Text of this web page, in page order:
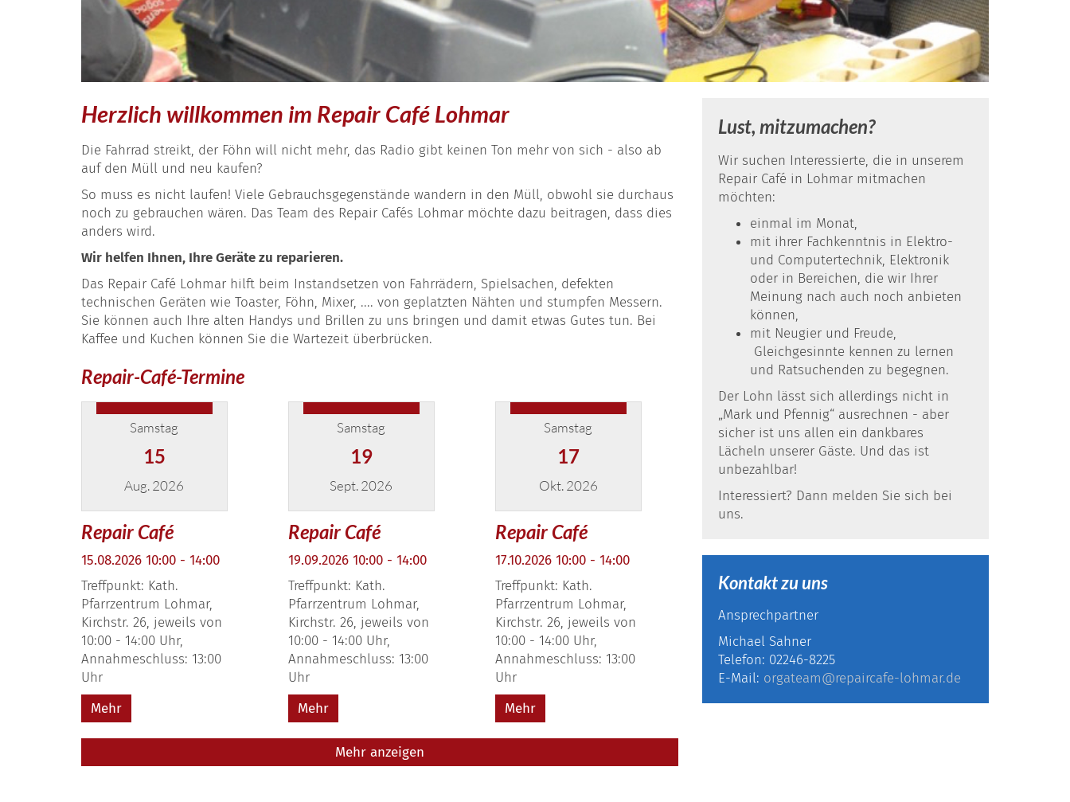
Herzlich willkommen im Repair Café Lohmar
Die Fahrrad streikt, der Föhn will nicht mehr, das Radio gibt keinen Ton mehr von sich - also ab
auf den Müll und neu kaufen?
So muss es nicht laufen! Viele Gebrauchsgegenstände wandern in den Müll, obwohl sie durchaus
noch zu gebrauchen wären. Das Team des Repair Cafés Lohmar möchte dazu beitragen, dass dies
anders wird.
Wir helfen Ihnen, Ihre Geräte zu reparieren.
Das Repair Café Lohmar hilft beim Instandsetzen von Fahrrädern, Spielsachen, defekten
technischen Geräten wie Toaster, Föhn, Mixer, .... von geplatzten Nähten und stumpfen Messern.
Sie können auch Ihre alten Handys und Brillen zu uns bringen und damit etwas Gutes tun. Bei
Kaffee und Kuchen können Sie die Wartezeit überbrücken.
Repair-Café-Termine
Samstag
15
Aug. 2026
Repair Café
15.08.2026 10:00 - 14:00
Treffpunkt: Kath.
Pfarrzentrum Lohmar,
Kirchstr. 26, jeweils von
10:00 - 14:00 Uhr,
Annahmeschluss: 13:00
Uhr
Mehr
Samstag
19
Sept. 2026
Repair Café
19.09.2026 10:00 - 14:00
Treffpunkt: Kath.
Pfarrzentrum Lohmar,
Kirchstr. 26, jeweils von
10:00 - 14:00 Uhr,
Annahmeschluss: 13:00
Uhr
Mehr
Samstag
17
Okt. 2026
Repair Café
17.10.2026 10:00 - 14:00
Treffpunkt: Kath.
Pfarrzentrum Lohmar,
Kirchstr. 26, jeweils von
10:00 - 14:00 Uhr,
Annahmeschluss: 13:00
Uhr
Mehr
Mehr anzeigen
Lust, mitzumachen?
Wir suchen Interessierte, die in unserem
Repair Café in Lohmar mitmachen
möchten:
einmal im Monat,
mit ihrer Fachkenntnis in Elektro-
und Computertechnik, Elektronik
oder in Bereichen, die wir Ihrer
Meinung nach auch noch anbieten
können,
mit Neugier und Freude,
Gleichgesinnte kennen zu lernen
und Ratsuchenden zu begegnen.
Der Lohn lässt sich allerdings nicht in
„Mark und Pfennig“ ausrechnen - aber
sicher ist uns allen ein dankbares
Lächeln unserer Gäste. Und das ist
unbezahlbar!
Interessiert? Dann melden Sie sich bei
uns.
Kontakt zu uns
Ansprechpartner
Michael Sahner
Telefon: 02246-8225
E-Mail: orgateam@repaircafe-lohmar.de